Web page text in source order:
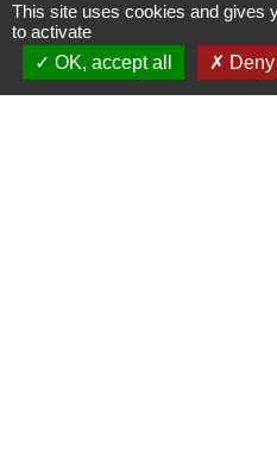
This site uses cookies and gives
to activate
OK, accept all